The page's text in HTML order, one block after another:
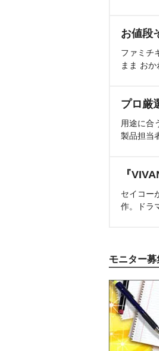
お値段
ファミチ
まま お
プロ厳
用途に合
製品担当
『
セイコー
作。ドラ
モニター募